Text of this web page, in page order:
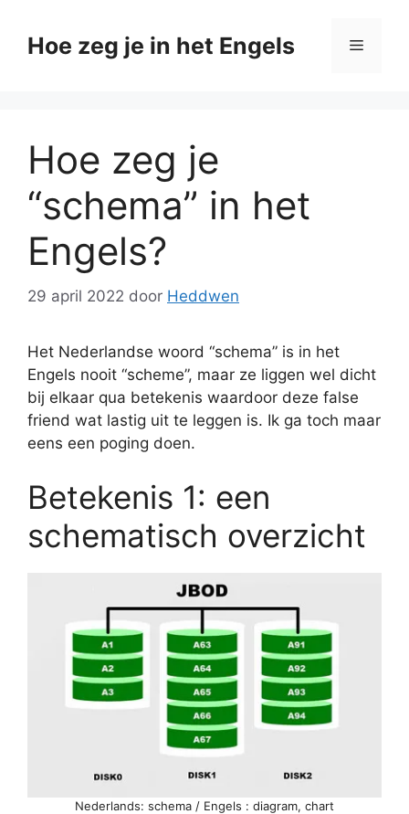
naarHoe zeg je in het Engels Menu
Hoe zeg je
“schema” in het
Engels?
29 april 2022 door Heddwen
Het Nederlandse woord “schema” is in het
Engels nooit “scheme”, maar ze liggen wel dicht
bij elkaar qua betekenis waardoor deze false
friend wat lastig uit te leggen is. Ik ga toch maar
eens een poging doen.
Betekenis 1: een
schematisch overzicht
Nederlands: schema / Engels : diagram, chart